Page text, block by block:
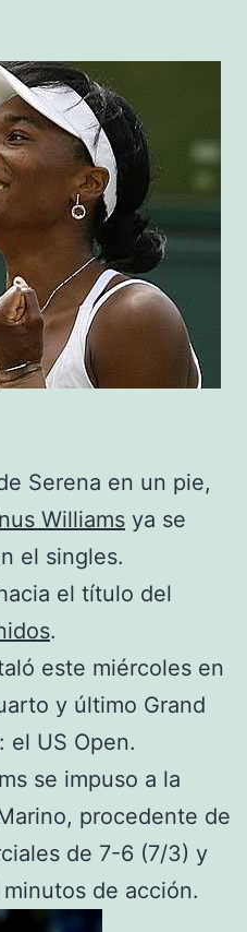
Serena en un pie,
Williams ya se
el singles.
el título del
.
este miércoles en
y último Grand
el US Open.
se impuso a la
procedente de
de 7-6 (7/3) y
de acción.